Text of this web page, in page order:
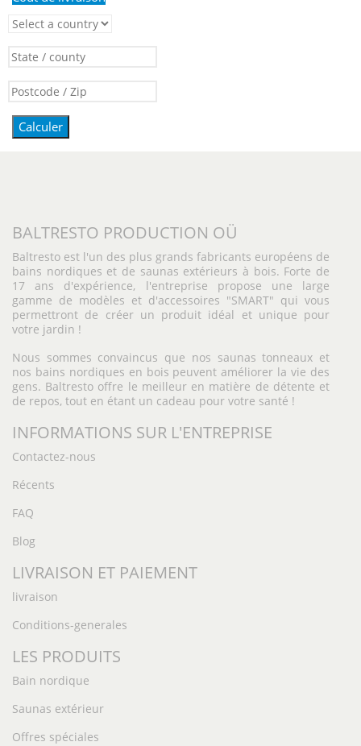
Calculer
BALTRESTO PRODUCTION OÜ
Baltresto est l'un des plus grands fabricants européens de
bains nordiques et de saunas extérieurs à bois. Forte de
17 ans d'expérience, l'entreprise propose une large
gamme de modèles et d'accessoires "SMART" qui vous
permettront de créer un produit idéal et unique pour
votre jardin !
Nous sommes convaincus que nos saunas tonneaux et
nos bains nordiques en bois peuvent améliorer la vie des
gens. Baltresto offre le meilleur en matière de détente et
de repos, tout en étant un cadeau pour votre santé !
INFORMATIONS SUR L'ENTREPRISE
Contactez-nous
Récents
FAQ
Blog
LIVRAISON ET PAIEMENT
livraison
Conditions-generales
LES PRODUITS
Bain nordique
Saunas extérieur
Offres spéciales